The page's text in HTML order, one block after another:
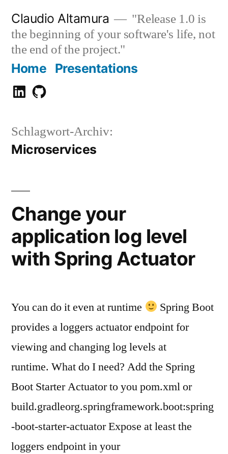
Inhalt
springen
Claudio Altamura
"Release 1.0 is
the beginning of your software's life, not
the end of the project."
Home Presentations
Claudio
GitHub
Schlagwort-Archiv:
Microservices
Change your
application log level
with Spring Actuator
You can do it even at runtime
Spring Boot
provides a loggers actuator endpoint for
viewing and changing log levels at
runtime. What do I need? Add the Spring
Boot Starter Actuator to you pom.xml or
build.gradleorg.springframework.boot:spring
-boot-starter-actuator Expose at least the
loggers endpoint in your